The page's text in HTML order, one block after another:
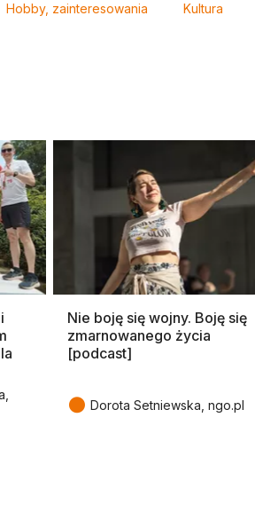
Hobby, zainteresowania Kultura
Nie boję się wojny. Boję się
zmarnowanego życia
[podcast]
● Dorota Setniewska, ngo.pl